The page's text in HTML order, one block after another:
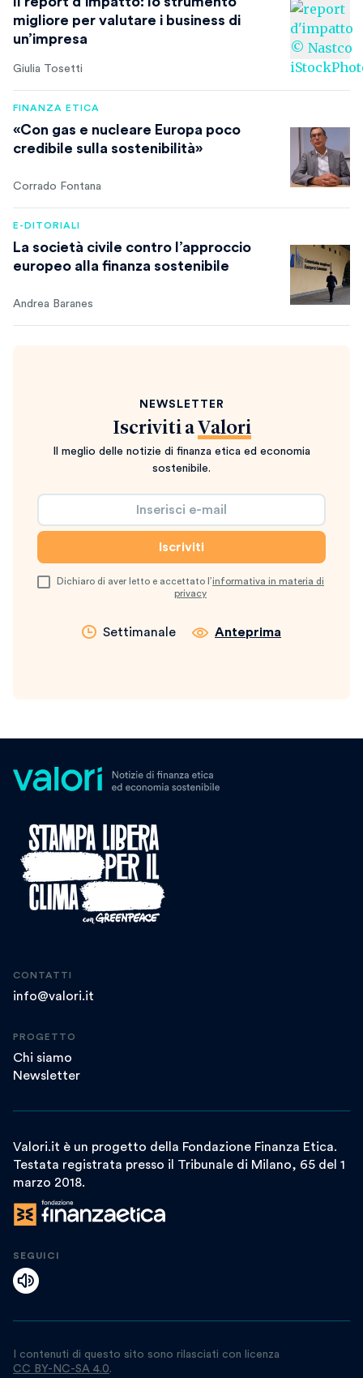
migliore per valutare i business di
un’impresa
Giulia Tosetti
FINANZA ETICA
«Con gas e nucleare Europa poco
credibile sulla sostenibilità»
Corrado Fontana
E-DITORIALI
La società civile contro l’approccio
europeo alla finanza sostenibile
Andrea Baranes
NEWSLETTER
Iscriviti a Valori
Il meglio delle notizie di finanza etica ed economia
sostenibile.
Dichiaro di aver letto e accettato l’informativa in materia di
privacy
Settimanale Anteprima
CONTATTI
info@valori.it
PROGETTO
Chi siamo
Newsletter
Valori.it è un progetto della Fondazione Finanza Etica.
Testata registrata presso il Tribunale di Milano, 65 del 1
marzo 2018.
SEGUICI
I contenuti di questo sito sono rilasciati con licenza
CC BY-NC-SA 4.0.